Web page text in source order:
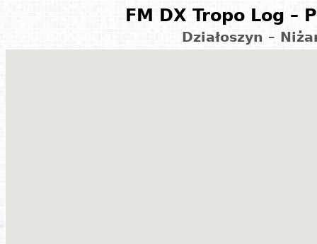
FM DX Tropo Log –
Działoszyn –